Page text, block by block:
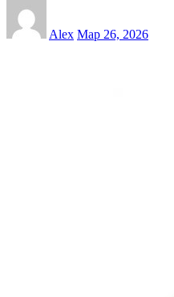
Alex Мар 26, 2026